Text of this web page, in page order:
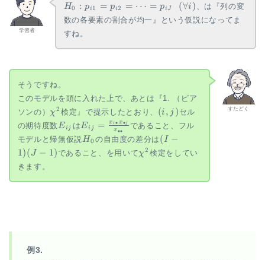
学習者
H_0:
p_{i1}
=
p_{i2}
=
=
(\forall
i)
H0 : pi 1 = pi2 = ⋯ = piJ (∀i ) 、は『列の変
数の各要素の割合が均一』という仮説になってま
すね。
すたどく
そうですね。
このモデルを頭に入れた上で、あとは『1. （ピア
ソンの） \chi^2
χ2 検定』で提示したとおり、 (i,j)
(i , j ) セル
の期待度数 E_{ij}
Eij は E_{ij}=\frac{x_{i
\bullet}
x_{\bullet j}}
{x_{\bullet
Eij = x∙∙
xi ∙ x∙j
であること、フル
モデルと帰無仮説 H_0
H0 の自由度の差分は (I-
1)
(J-
( I −
1)( J − 1) であること、を用いて\chi^2
χ2 検定をしてい
きます。
例3.